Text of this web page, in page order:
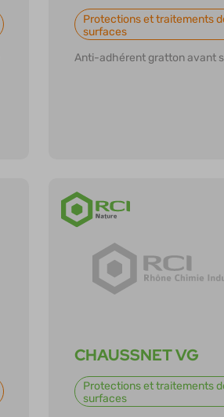
Protections et traitements
surfaces
Anti-adhérent gratton avant
En savoir plus
CHAUSSNET VG
Protections et traitements
surfaces